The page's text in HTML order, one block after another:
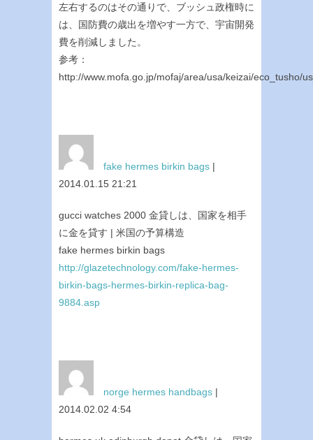
左右するのはその通りで、ブッシュ政権時に
は、国防費の歳出を増やす一方で、宇宙開発
費を削減しました。
参考：
http://www.mofa.go.jp/mofaj/area/usa/keizai/eco_tusho/
fake hermes birkin bags |
2014.01.15 21:21
gucci watches 2000 金貸しは、国家を相手
に金を貸す | 米国の予算構造
fake hermes birkin bags
http://glazetechnology.com/fake-hermes-
birkin-bags-hermes-birkin-replica-bag-
9884.asp
norge hermes handbags |
2014.02.02 4:54